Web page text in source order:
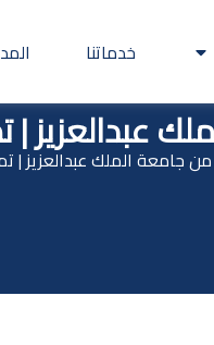
خدماتنا
عبدالعزيز
جامعة الملك عبدالعزيز |